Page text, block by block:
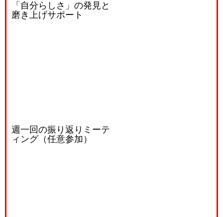
「自分らしさ」の発見と
磨き上げサポート
週一回の振り返りミーテ
ィング（任意参加）